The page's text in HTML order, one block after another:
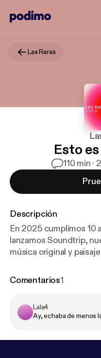
Las Raras
Esto
110 min ·
Descripción
En 2025 cumplimos 10
lanzamos Soundtrip,
música original y
um/
una coproducción de
Records y el Festival
Comentarios1
Lala4
Ay, echaba de menos